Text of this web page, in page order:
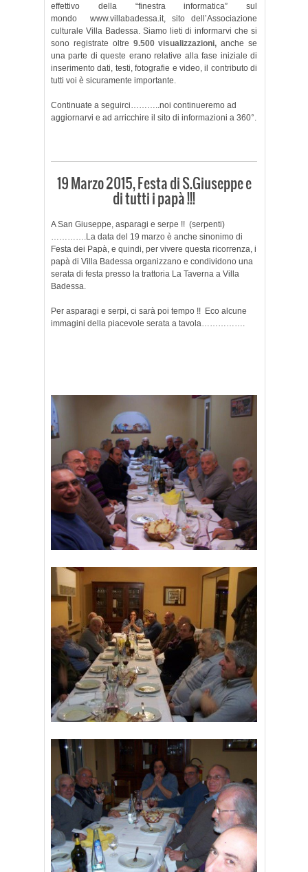
effettivo della “finestra informatica” sul
mondo www.villabadessa.it, sito dell’Associazione
culturale Villa Badessa. Siamo lieti di informarvi che si
sono registrate oltre 9.500 visualizzazioni, anche se
una parte di queste erano relative alla fase iniziale di
inserimento dati, testi, fotografie e video, il contributo di
tutti voi è sicuramente importante.
Continuate a seguirci………..noi continueremo ad
aggiornarvi e ad arricchire il sito di informazioni a 360°.
19 Marzo 2015, Festa di S.Giuseppe e
di tutti i papà !!!
A San Giuseppe, asparagi e serpe !! (serpenti)
………….La data del 19 marzo è anche sinonimo di
Festa dei Papà, e quindi, per vivere questa ricorrenza, i
papà di Villa Badessa organizzano e condividono una
serata di festa presso la trattoria La Taverna a Villa
Badessa.
Per asparagi e serpi, ci sarà poi tempo !! Eco alcune
immagini della piacevole serata a tavola…………….